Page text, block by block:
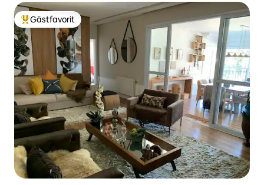
Populär gästfavorit
Gästfavorit